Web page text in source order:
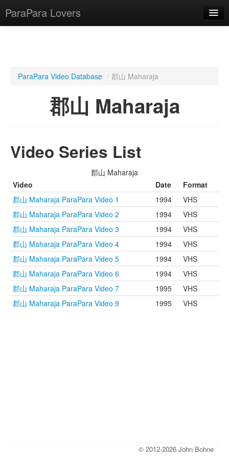
ParaPara Lovers
TechPara Video Database
Lesson Database
ParaPara Video Database / 郡山 Maharaja
郡山 Maharaja
Video Series List
郡山 Maharaja
Video
Date
Format
郡山 Maharaja ParaPara Video 1
1994
VHS
郡山 Maharaja ParaPara Video 2
1994
VHS
郡山 Maharaja ParaPara Video 3
1994
VHS
郡山 Maharaja ParaPara Video 4
1994
VHS
郡山 Maharaja ParaPara Video 5
1994
VHS
郡山 Maharaja ParaPara Video 6
1994
VHS
郡山 Maharaja ParaPara Video 7
1995
VHS
郡山 Maharaja ParaPara Video 9
1995 VHS
© 2012-2026 John Bohne